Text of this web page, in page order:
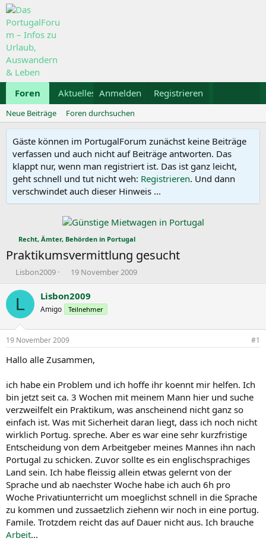
Foren Aktuelles Galerie Kalender
Anmelden Registrieren
Neue Beiträge Foren durchsuchen
Gäste können im PortugalForum zunächst keine Beiträge
verfassen und auch nicht auf Beiträge antworten. Das
klappt nur, wenn man registriert ist. Das ist ganz leicht,
geht schnell und tut nicht weh: Registrieren. Und dann
verschwindet auch dieser Hinweis ...
Recht, Ämter, Behörden in Portugal
Praktikumsvermittlung gesucht
E
s
e
r
Lisbon2009
E
s
t
e
t
a
19 November 2009
L Lisbon2009
Amigo Teilnehmer
19 November 2009 #1
Hallo alle Zusammen,
ich habe ein Problem und ich hoffe ihr koennt mir helfen. Ich
bin jetzt seit ca. 3 Wochen mit meinem Mann hier und suche
verzweilfelt ein Praktikum, was anscheinend nicht ganz so
einfach ist. Was mit Sicherheit daran liegt, dass ich noch nicht
wirklich Portug. spreche. Aber es war eine sehr kurzfristige
Entscheidung von dem Arbeitgeber meines Mannes ihn nach
Portugal zu schicken. Zuvor sollte es ein englischsprachiges
Land sein. Ich habe fleissig allein etwas gelernt von der
Sprache und ab naechster Woche habe ich auch 6h pro
Woche Privatiunterricht um moeglichst schnell in die Sprache
zu kommen und zussaetzlich ziehenn wir noch in eine portug.
Famile. Trotzdem reicht das auf Dauer nicht aus. Ich brauche
Arbeit...